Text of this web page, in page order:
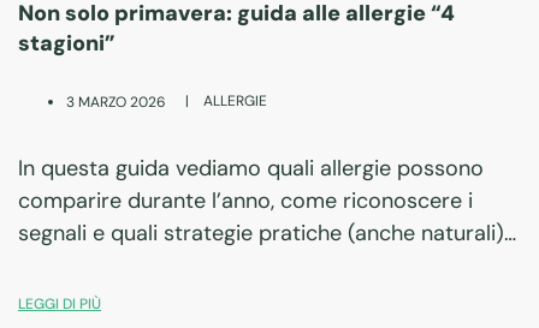
Non solo primavera: guida alle allergie “4
stagioni”
3 MARZO 2026 | ALLERGIE
In questa guida vediamo quali allergie possono
comparire durante l’anno, come riconoscere i
segnali e quali strategie pratiche (anche naturali)
LEGGI DI PIÙ